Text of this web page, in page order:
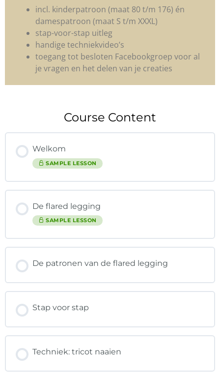
incl. kinderpatroon (maat 80 t/m 176) én
damespatroon (maat S t/m XXXL)
stap-voor-stap uitleg
handige techniekvideo’s
toegang tot besloten Facebookgroep voor al
je vragen en het delen van je creaties
Course Content
Welkom
SAMPLE LESSON
De flared legging
SAMPLE LESSON
De patronen van de flared legging
Stap voor stap
Techniek: tricot naaien